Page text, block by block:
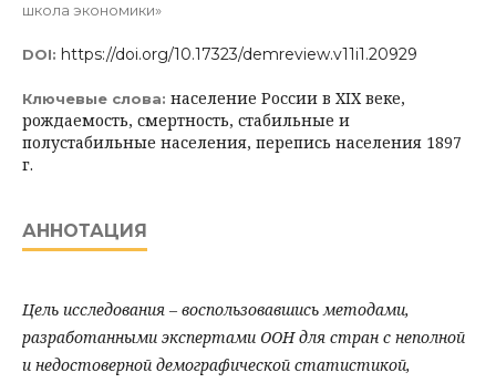
школа экономики»
DOI: https://doi.org/10.17323/demreview.v11i1.20929
Ключевые слова: население России в XIX веке,
рождаемость, смертность, стабильные и
полустабильные населения, перепись населения 1897
г.
АННОТАЦИЯ
Цель исследования – воспользовавшись методами,
разработанными экспертами ООН для стран с неполной
и недостоверной демографической статистикой,